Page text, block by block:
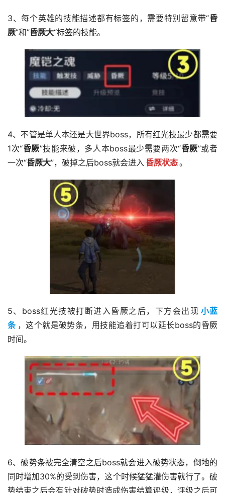
3、每个英雄的技能描述都有标签的，需要特别留意带“昏
厥”和”昏厥大“标签的技能。
4、不管是单人本还是大世界boss，所有红光技最少都需要
1次“昏厥”技能来破，多人本boss最少需要两次“昏厥”或者
一次“昏厥大”，破掉之后boss就会进入 昏厥状态。
5、boss红光技被打断进入昏厥之后，下方会出现 小蓝
条 ，这个就是破势条，用技能追着打可以延长boss的昏厥
时间。
6、破势条被完全清空之后boss就会进入破势状态，倒地的
同时增加30%的受到伤害，这个时候猛猛灌伤害就行了。破
势结束之后会有针对破势时造成伤害结算评级，评级之后可